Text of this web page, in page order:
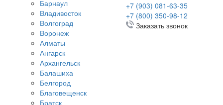
+7 (903) 081-63-35
+7 (800) 350-98-12
Заказать звонок
Барнаул
Владивосток
Волгоград
Воронеж
Алматы
Ангарск
Архангельск
Балашиха
Белгород
Благовещенск
Братск